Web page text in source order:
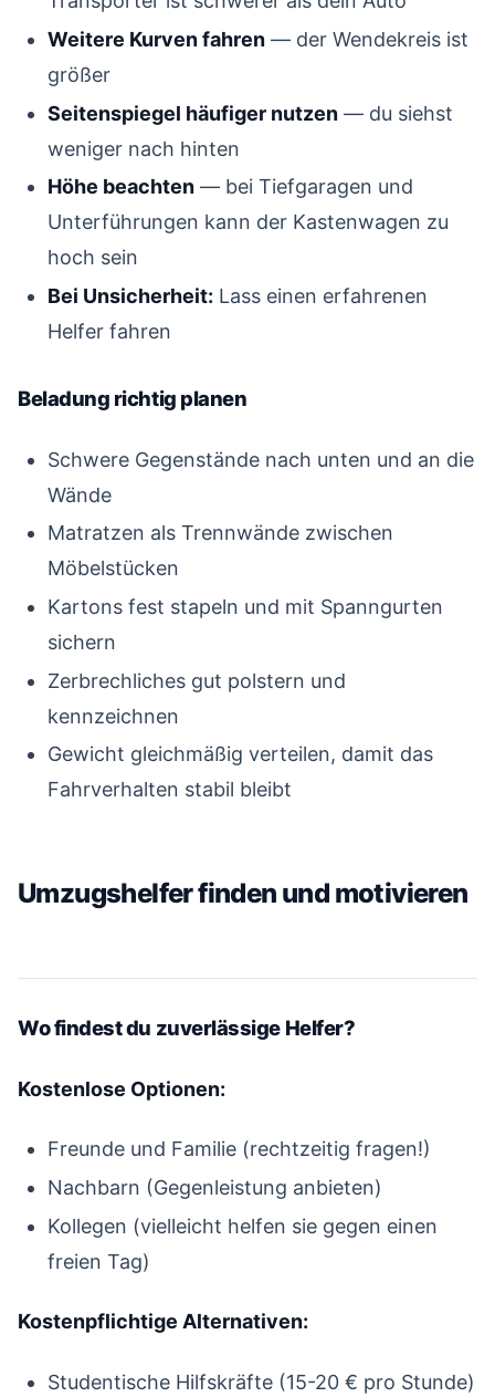
Weitere Kurven fahren — der Wendekreis ist
größer
Seitenspiegel häufiger nutzen — du siehst
weniger nach hinten
Höhe beachten — bei Tiefgaragen und
Unterführungen kann der Kastenwagen zu
hoch sein
Bei Unsicherheit: Lass einen erfahrenen
Helfer fahren
Beladung richtig planen
Schwere Gegenstände nach unten und an die
Wände
Matratzen als Trennwände zwischen
Möbelstücken
Kartons fest stapeln und mit Spanngurten
sichern
Zerbrechliches gut polstern und
kennzeichnen
Gewicht gleichmäßig verteilen, damit das
Fahrverhalten stabil bleibt
Umzugshelfer finden und motivieren
Wo findest du zuverlässige Helfer?
Kostenlose Optionen:
Freunde und Familie (rechtzeitig fragen!)
Nachbarn (Gegenleistung anbieten)
Kollegen (vielleicht helfen sie gegen einen
freien Tag)
Kostenpflichtige Alternativen:
Studentische Hilfskräfte (15-20 € pro Stunde)